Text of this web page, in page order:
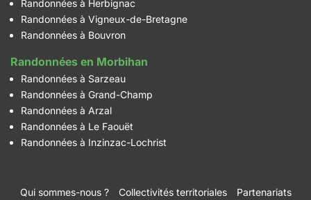
Randonnées à Herbignac
Randonnées à Vigneux-de-Bretagne
Randonnées à Bouvron
Randonnées en Morbihan
Randonnées à Sarzeau
Randonnées à Grand-Champ
Randonnées à Arzal
Randonnées à Le Faouët
Randonnées à Inzinzac-Lochrist
Qui sommes-nous ? Collectivités territoriales Partenariats